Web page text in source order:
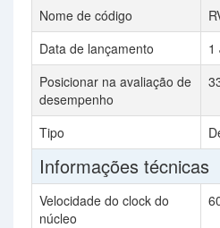
Nome de código
Data de lançamento
1
Posicionar na avaliação de
desempenho
Tipo
Informações técnicas
Velocidade do clock do
núcleo